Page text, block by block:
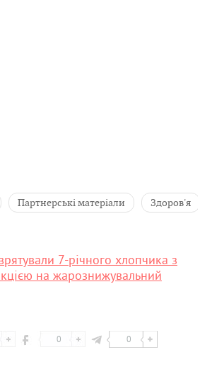
Партнерські матеріали Здоров'я
7-річного хлопчика з
на жарознижувальний
0 0